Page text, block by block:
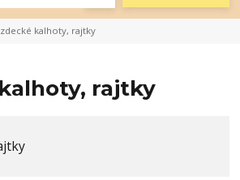
kalhoty, rajtky
rajtky